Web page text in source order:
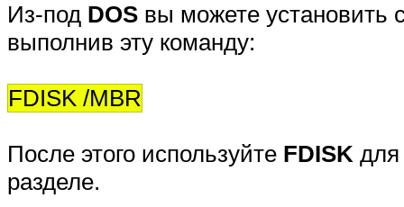
Из-под DOS вы можете установить
выполнив эту команду:
FDISK /MBR
После этого используйте FDISK
разделе.